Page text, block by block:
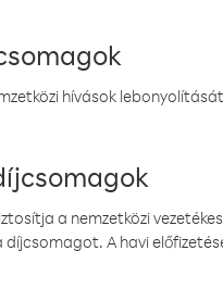
hívások
a nemzetközi
díjcsomagot. A havi